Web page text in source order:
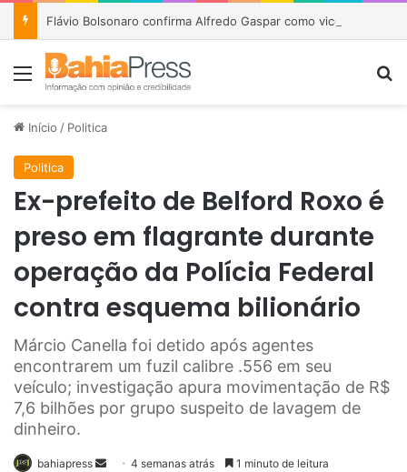
Menu
Início / Politica
Politica
Ex-prefeito de Belford Roxo é
preso em flagrante durante
operação da Polícia Federal
contra esquema bilionário
Márcio Canella foi detido após agentes
encontrarem um fuzil calibre .556 em seu
veículo; investigação apura movimentação de R$
7,6 bilhões por grupo suspeito de lavagem de
dinheiro.
bahiapress 4 semanas atrás 1 minuto de leitura